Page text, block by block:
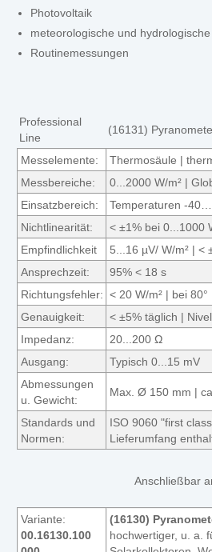
Photovoltaik
meteorologische und
Routinemessungen
Professional
Line
(16131)
Messelemente:
Thermosäule |
Messbereiche:
0...2000 W/m² |
Einsatzbereich:
Temperaturen -
Nichtlinearität:
< ±1% bei 0...1000
Empfindlichkeit
5...16 µV/ W/m² | <
Ansprechzeit:
95% < 18 s
Richtungsfehler: < 20 W/m² | bei
Genauigkeit:
< ±5% täglich |
Impedanz:
20...200 Ω
Ausgang:
Typisch 0...15 mV
Abmessungen
u. Gewicht:
Max. Ø 150 mm |
Standards und
Normen:
ISO 9060 "first
Lieferumfang
Anschließbar
Variante:
00.16130.100
(16130)
hochwertiger, u. a.